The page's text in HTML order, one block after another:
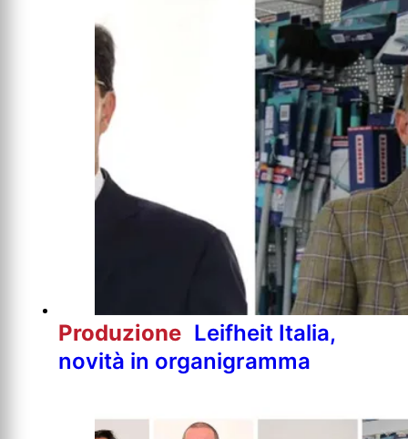
Produzione Leifheit Italia,
novità in organigramma